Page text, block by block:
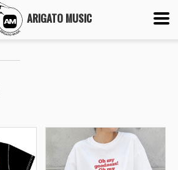
ARIGATO MUSIC